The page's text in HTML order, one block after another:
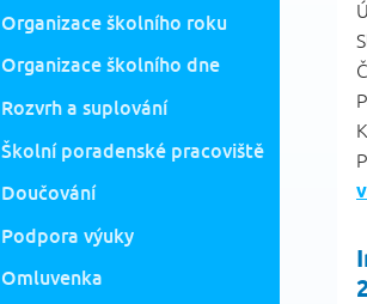
Organizace školního roku
Organizace školního dne
Rozvrh a suplování
Školní poradenské pracoviště
Doučování
Podpora výuky
Omluvenka